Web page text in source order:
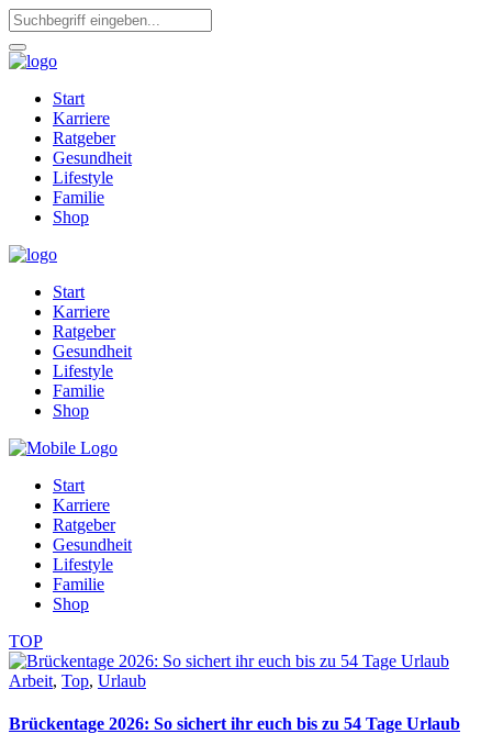
Start
Karriere
Ratgeber
Gesundheit
Lifestyle
Familie
Shop
Start
Karriere
Ratgeber
Gesundheit
Lifestyle
Familie
Shop
Start
Karriere
Ratgeber
Gesundheit
Lifestyle
Familie
Shop
TOP
Arbeit, Top, Urlaub
Brückentage 2026: So sichert ihr euch bis zu 54 Tage Urlaub